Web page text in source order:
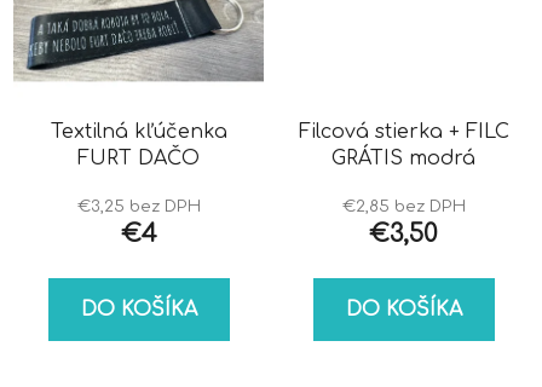
Textilná kľúčenka
FURT DAČO
€3,25 bez DPH
€4
DO KOŠÍKA
Filcová stierka + FILC
GRÁTIS modrá
€2,85 bez DPH
€3,50
DO KOŠÍKA